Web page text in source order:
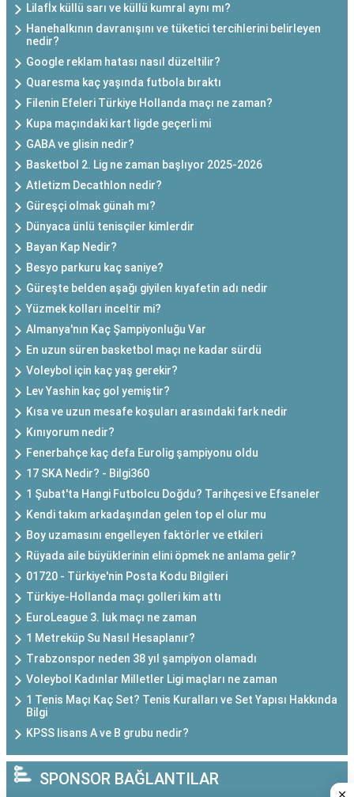
Lilafİx küllü sarı ve küllü kumral aynı mı?
Hanehalkının davranışını ve tüketici tercihlerini belirleyen
nedir?
Google reklam hatası nasıl düzeltilir?
Quaresma kaç yaşında futbola bıraktı
Filenin Efeleri Türkiye Hollanda maçı ne zaman?
Kupa maçındaki kart ligde geçerli mi
GABA ve glisin nedir?
Basketbol 2. Lig ne zaman başlıyor 2025-2026
Atletizm Decathlon nedir?
Güreşçi olmak günah mı?
Dünyaca ünlü tenisçiler kimlerdir
Bayan Kap Nedir?
Besyo parkuru kaç saniye?
Güreşte belden aşağı giyilen kıyafetin adı nedir
Yüzmek kolları inceltir mi?
Almanya'nın Kaç Şampiyonluğu Var
En uzun süren basketbol maçı ne kadar sürdü
Voleybol için kaç yaş gerekir?
Lev Yashin kaç gol yemiştir?
Kısa ve uzun mesafe koşuları arasındaki fark nedir
Kınıyorum nedir?
Fenerbahçe kaç defa Eurolig şampiyonu oldu
17 SKA Nedir? - Bilgi360
1 Şubat'ta Hangi Futbolcu Doğdu? Tarihçesi ve Efsaneler
Kendi takım arkadaşından gelen top el olur mu
Boy uzamasını engelleyen faktörler ve etkileri
Rüyada aile büyüklerinin elini öpmek ne anlama gelir?
01720 - Türkiye'nin Posta Kodu Bilgileri
Türkiye-Hollanda maçı golleri kim attı
EuroLeague 3. luk maçı ne zaman
1 Metreküp Su Nasıl Hesaplanır?
Trabzonspor neden 38 yıl şampiyon olamadı
Voleybol Kadınlar Milletler Ligi maçları ne zaman
1 Tenis Maçı Kaç Set? Tenis Kuralları ve Set Yapısı Hakkında
Bilgi
KPSS lisans A ve B grubu nedir?
SPONSOR BAĞLANTILAR